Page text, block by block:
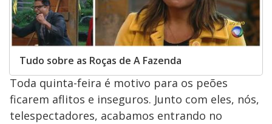
Tudo sobre as Roças de A Fazenda
Toda quinta-feira é motivo para os peões
ficarem aflitos e inseguros. Junto com eles, nós,
telespectadores, acabamos entrando no